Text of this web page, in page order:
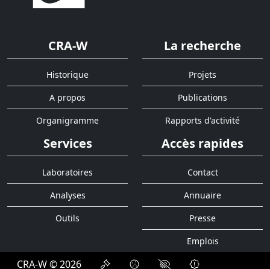
CRA-W
Historique
A propos
Organigramme
La recherche
Projets
Publications
Rapports d'activité
Services
Laboratoires
Analyses
Outils
Accès rapides
Contact
Annuaire
Presse
Emplois
CRA-W © 2026